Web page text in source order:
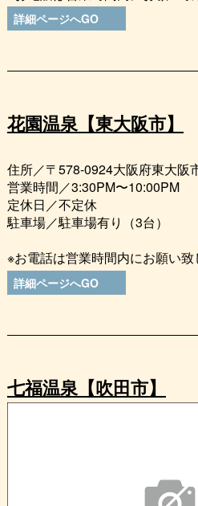
詳細ページへGO
花園温泉【東大阪市】
住所／〒578-0924大阪府東大阪
営業時間／3:30PM〜10:00PM
定休日／不定休
駐車場／駐車場有り（3台）
※お電話は営業時間内にお願い致
詳細ページへGO
七福温泉【吹田市】